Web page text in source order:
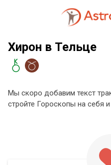
Хирон в Тельце
Мы скоро добавим текст
стройте Гороскопы на себя